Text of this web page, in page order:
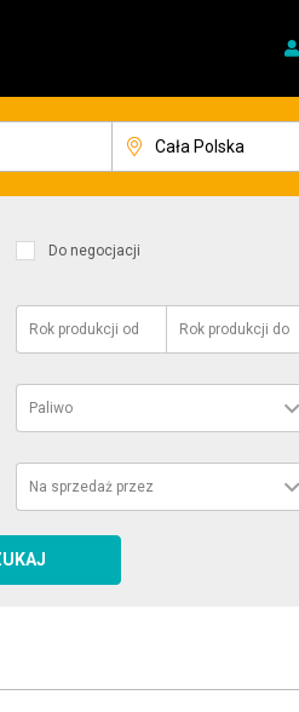
Do negocjacji
Rok produkcji od Rok produkcji do
Paliwo
Na sprzedaż przez